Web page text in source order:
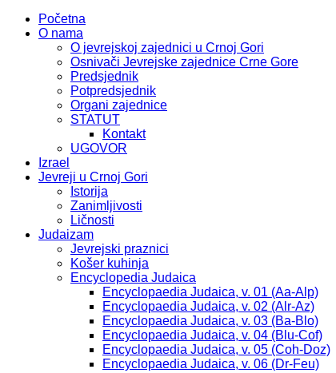
Početna
O nama
O jevrejskoj zajednici u Crnoj Gori
Osnivači Jevrejske zajednice Crne Gore
Predsjednik
Potpredsjednik
Organi zajednice
STATUT
Kontakt
UGOVOR
Izrael
Jevreji u Crnoj Gori
Istorija
Zanimljivosti
Ličnosti
Judaizam
Jevrejski praznici
Košer kuhinja
Encyclopedia Judaica
Encyclopaedia Judaica, v. 01 (Aa-Alp)
Encyclopaedia Judaica, v. 02 (Alr-Az)
Encyclopaedia Judaica, v. 03 (Ba-Blo)
Encyclopaedia Judaica, v. 04 (Blu-Cof)
Encyclopaedia Judaica, v. 05 (Coh-Doz)
Encyclopaedia Judaica, v. 06 (Dr-Feu)